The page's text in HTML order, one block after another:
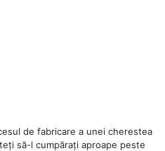
de fabricare a unei cherestea
să-l cumpărați aproape peste